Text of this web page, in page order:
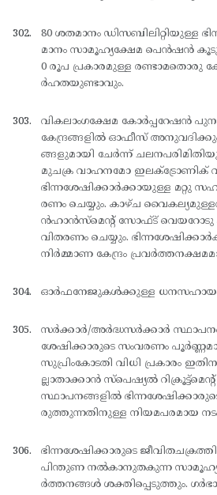
80 ശതമാനം ഡിസബിലിറ്റിയുള്ള
മാനം സാമൂഹ്യക്ഷേമ പെന്‍ഷന്‍
0 രൂപ പ്രകാരമുള്ള രണ്ടാമതൊരു
ര്‍ഹതയുണ്ടാവും.
വികലാംഗക്ഷേമ കോര്‍പ്പറേഷന്‍
കേന്ദ്രങ്ങളില്‍ ഓഫീസ്
ങ്ങളുമായി ചേര്‍ന്ന്
മുചക്ര വാഹനമോ ഇലക്ട്രോണിക്
ഭിന്നശേഷിക്കാര്‍ക്കായുള്ള മറ്റു
രണം ചെയ്യും. കാഴ്ച
ന്‍ഹാന്‍സ്മെന്റ് സോഫ്ട് വെയറോടു
വിതരണം ചെയ്യും.
നിര്‍മ്മാണ കേന്ദ്രം
ഓര്‍ഫനേജുകള്‍ക്കുള്ള ധനസഹായം
സര്‍ക്കാര്‍/അര്‍ദ്ധസര്‍ക്കാര്‍
ശേഷിക്കാരുടെ സംവരണം
സുപ്രിംകോടതി വിധി പ്രകാരം
ല്ലാതാക്കാന്‍ സ്പെഷ്യല്‍
സ്ഥാപനങ്ങളില്‍
രുത്തുന്നതിനുള്ള നിയമപരമായ
ഭിന്നശേഷിക്കാരുടെ
പിന്തുണ നല്‍കാനുതകുന്ന
ര്‍ത്തനങ്ങള്‍ ശക്തിപ്പെടുത്തും.